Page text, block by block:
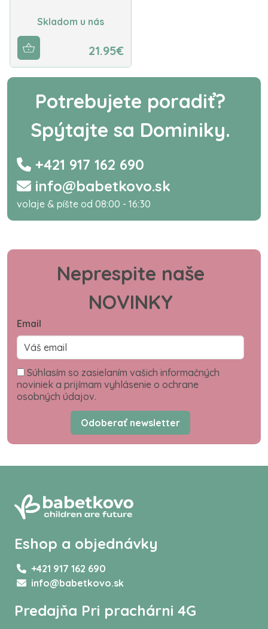
Skladom u nás
21.95€
Potrebujete poradiť?
Spýtajte sa Dominiky.
+421 917 162 690
info@babetkovo.sk
volaje & píšte od 08:00 - 16:30
Neprespite naše
NOVINKY
Email
Súhlasím so zasielaním vašich informačných
noviniek a prijímam vyhlásenie o ochrane
osobných údajov.
Odoberať newsletter
Eshop a objednávky
+421 917 162 690
info@babetkovo.sk
Predajňa Pri prachárni 4G